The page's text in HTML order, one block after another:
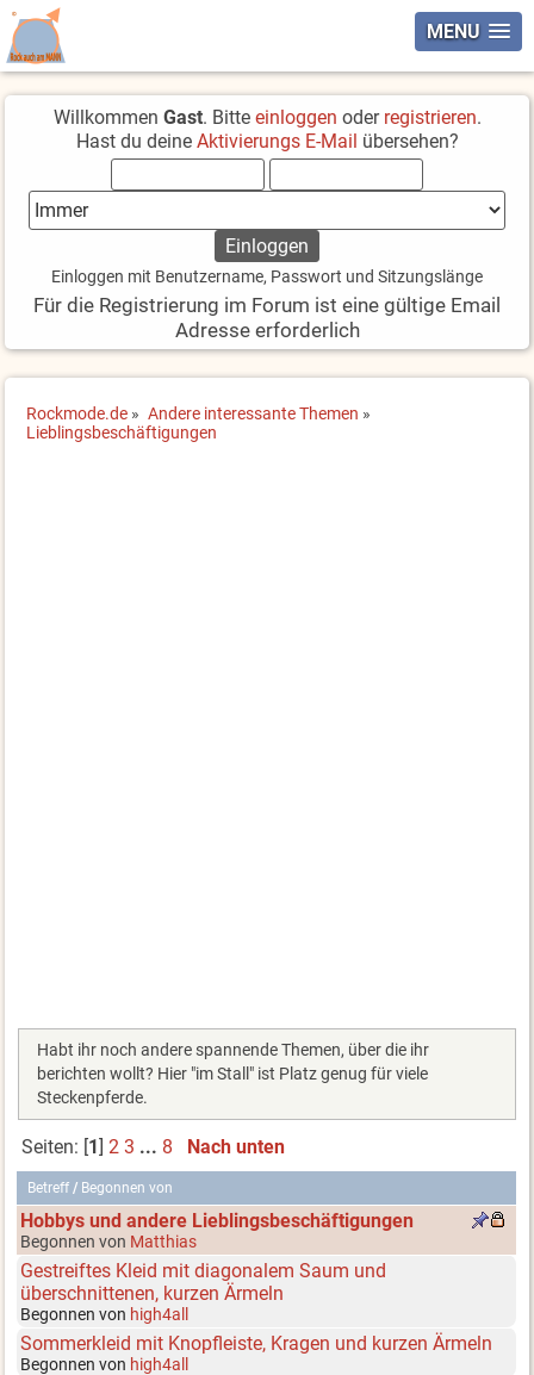
MENU
Willkommen Gast. Bitte einloggen oder registrieren.
Hast du deine Aktivierungs E-Mail übersehen?
Einloggen mit Benutzername, Passwort und Sitzungslänge
Für die Registrierung im Forum ist eine gültige Email
Adresse erforderlich
Rockmode.de » Andere interessante Themen »
Lieblingsbeschäftigungen
Habt ihr noch andere spannende Themen, über die ihr
berichten wollt? Hier "im Stall" ist Platz genug für viele
Steckenpferde.
Seiten: [1] 2 3 ... 8 Nach unten
Betreff/ Begonnen von
Hobbys und andere Lieblingsbeschäftigungen
Begonnen von Matthias
Gestreiftes Kleid mit diagonalem Saum und
überschnittenen, kurzen Ärmeln
Begonnen von high4all
Sommerkleid mit Knopfleiste, Kragen und kurzen Ärmeln
Begonnen von high4all